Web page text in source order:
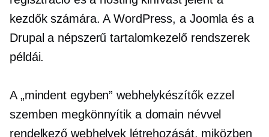
kezdők számára. A WordPress, a Joomla és a
Drupal a népszerű tartalomkezelő rendszerek
példái.
A „mindent egyben” webhelykészítők ezzel
szemben megkönnyítik a domain névvel
rendelkező webhelyek létrehozását, miközben